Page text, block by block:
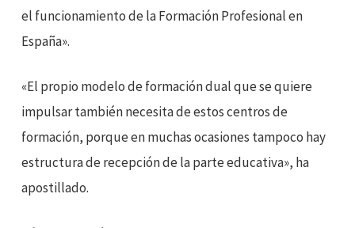
el funcionamiento de la Formación Profesional en
España».
«El propio modelo de formación dual que se quiere
impulsar también necesita de estos centros de
formación, porque en muchas ocasiones tampoco hay
estructura de recepción de la parte educativa», ha
apostillado.